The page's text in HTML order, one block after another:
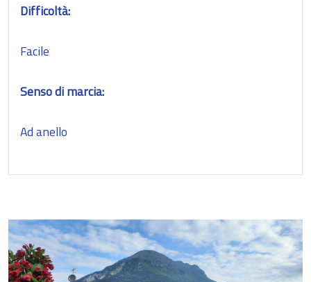
Difficoltà:
Facile
Senso di marcia:
Ad anello